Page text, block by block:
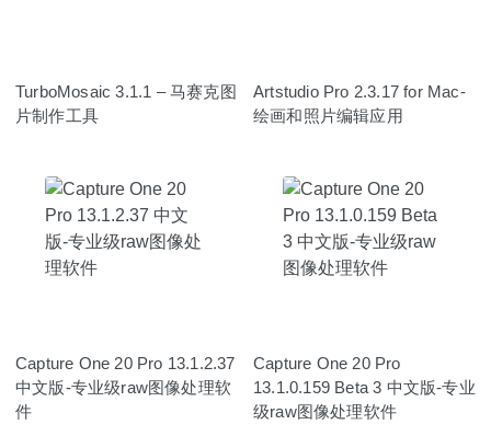
TurboMosaic 3.1.1 – 马赛克图
片制作工具
Artstudio Pro 2.3.17 for Mac-
绘画和照片编辑应用
Capture One 20 Pro 13.1.2.37
中文版-专业级raw图像处理软
件
Capture One 20 Pro
13.1.0.159 Beta 3 中文版-专业
级raw图像处理软件